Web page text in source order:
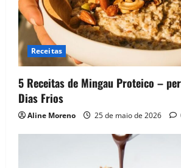
Receitas
5 Receitas de Mingau Proteico –
Dias Frios
Aline Moreno 25 de maio de 2026